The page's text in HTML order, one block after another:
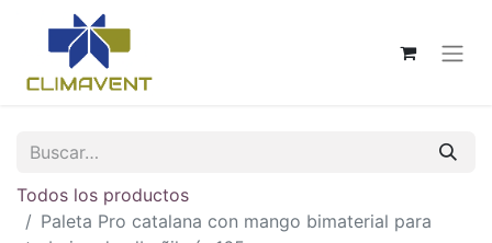
Todos los productos
Paleta Pro catalana con mango bimaterial para